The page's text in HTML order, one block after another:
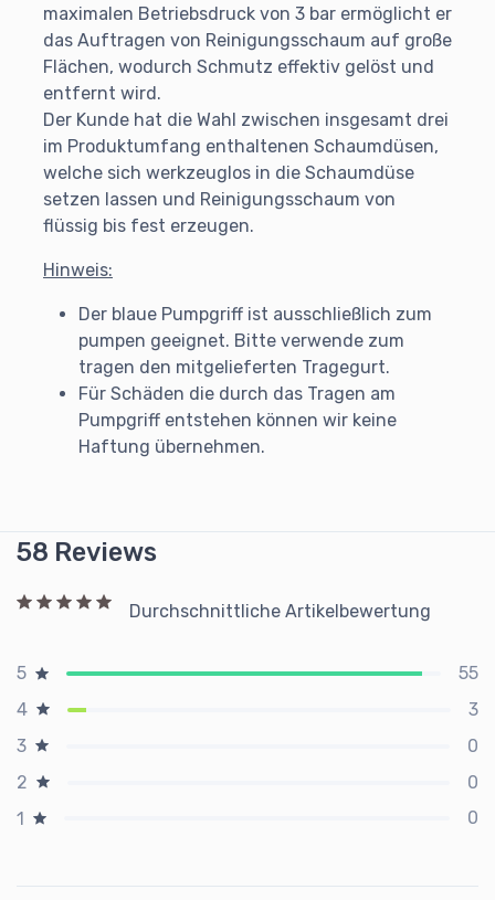
maximalen Betriebsdruck von 3 bar ermöglicht er
das Auftragen von Reinigungsschaum auf große
Flächen, wodurch Schmutz effektiv gelöst und
entfernt wird.​
Der Kunde hat die Wahl zwischen insgesamt drei
im Produktumfang enthaltenen Schaumdüsen,
welche sich werkzeuglos in die Schaumdüse
setzen lassen und Reinigungsschaum von
flüssig bis fest erzeugen.
Hinweis:
Der blaue Pumpgriff ist ausschließlich zum
pumpen geeignet. Bitte verwende zum
tragen den mitgelieferten Tragegurt.
Für Schäden die durch das Tragen am
Pumpgriff entstehen können wir keine
Haftung übernehmen.
58 Reviews
Durchschnittliche Artikelbewertung
5
55
4
3
3
0
2
0
1
0